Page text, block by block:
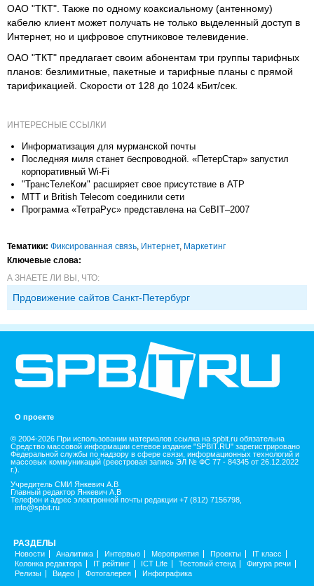
ОАО "ТКТ". Также по одному коаксиальному (антенному)
кабелю клиент может получать не только выделенный доступ в
Интернет, но и цифровое спутниковое телевидение.
ОАО "ТКТ" предлагает своим абонентам три группы тарифных
планов: безлимитные, пакетные и тарифные планы с прямой
тарификацией. Скорости от 128 до 1024 кБит/сек.
ИНТЕРЕСНЫЕ ССЫЛКИ
Информатизация для мурманской почты
Последняя миля станет беспроводной. «ПетерСтар» запустил
корпоративный Wi-Fi
"ТрансТелеКом" расширяет свое присутствие в АТР
МТТ и British Telecom соединили сети
Программа «ТетраРус» представлена на CeBIT–2007
Тематики: Фиксированная связь Интернет, Маркетинг
Ключевые слова:
А ЗНАЕТЕ ЛИ ВЫ, ЧТО:
Прдовижение сайтов Санкт-Петербург
О проекте
© 2004-2026 При использовании материалов ссылка на spbit.ru обязательна
Средство массовой информации сетевое издание "SPBIT.RU" зарегистрировано
Федеральной службы по надзору в сфере связи, информационных технологий и
массовых коммуникаций (реестровая запись ЭЛ № ФС 77 - 84345 от 26.12.2022
г.).
Учредитель СМИ Янкевич А.В
Главный редактор Янкевич А.В
Телефон и адрес электронной почты редакции +7 (812) 7156798,
info@spbit.ru
РАЗДЕЛЫ
Новости Аналитика Интервью Мероприятия Проекты
IT класс
Колонка редактора
IT рейтинг ICT Life Тестовый стенд
Фигура речи
Релизы
Видео Фотогалерея Инфографика